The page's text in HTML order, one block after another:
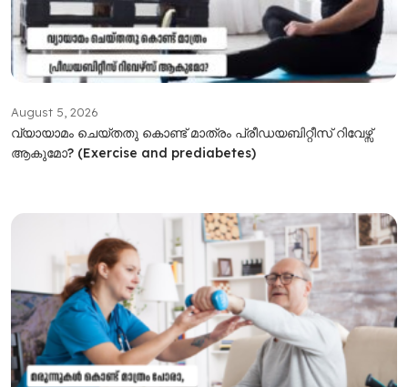
August 5, 2026
വ്യായാമം ചെയ്തതു കൊണ്ട് മാത്രം പ്രീഡയബിറ്റീസ് റിവേഴ്സ്
ആകുമോ? (Exercise and prediabetes)